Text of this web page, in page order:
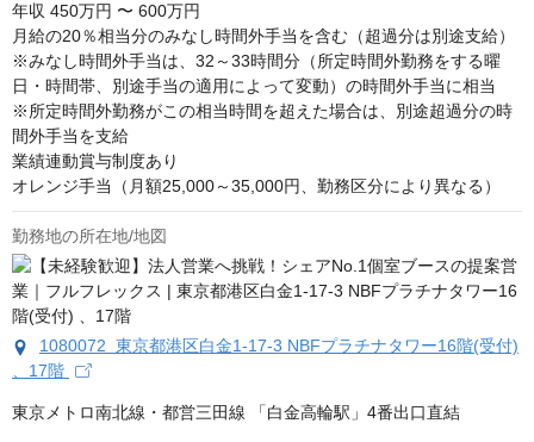
年収 450万円 〜 600万円
月給の20％相当分のみなし時間外手当を含む（超過分は別途支給）
※みなし時間外手当は、32～33時間分（所定時間外勤務をする曜
日・時間帯、別途手当の適用によって変動）の時間外手当に相当
※所定時間外勤務がこの相当時間を超えた場合は、別途超過分の時
間外手当を支給
業績連動賞与制度あり
オレンジ手当（月額25,000～35,000円、勤務区分により異なる）
勤務地の所在地/地図
1080072 東京都港区白金1-17-3 NBFプラチナタワー16階(受付)
、17階
東京メトロ南北線・都営三田線 「白金高輪駅」4番出口直結